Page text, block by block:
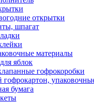
открытки
шпагат
материалы
яблок
гофрокоробки
гофрокартон,
бумага